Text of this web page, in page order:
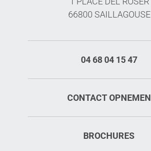
66800 SAILLAGOUSE
04 68 04 15 47
CONTACT OPNEMEN
BROCHURES